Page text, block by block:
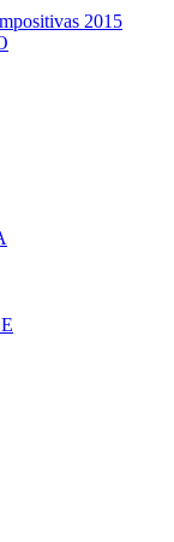
2015